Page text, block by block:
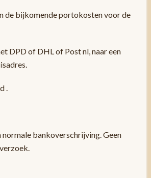
de bijkomende portokosten voor de
DPD of DHL of Post nl, naar een
.
normale bankoverschrijving. Geen